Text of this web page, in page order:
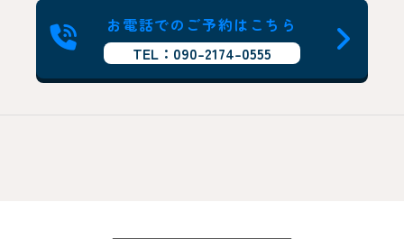
お電話でのご予約はこちら
TEL：090-2174-0555